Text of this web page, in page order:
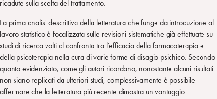
ricadute sulla scelta del trattamento.
La prima analisi descrittiva della letteratura che funge da introduzione al
lavoro statistico è focalizzata sulle revisioni sistematiche già effettuate su
studi di ricerca volti al confronto tra l’efficacia della farmacoterapia e
della psicoterapia nella cura di varie forme di disagio psichico. Secondo
quanto evidenziato, come gli autori ricordano, nonostante alcuni risultati
non siano replicati da ulteriori studi, complessivamente è possibile
affermare che la letteratura più recente dimostra un vantaggio